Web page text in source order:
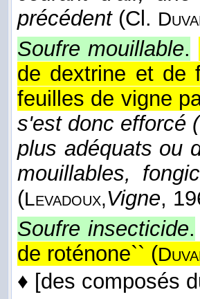
précédent(Cl.
Soufre mouillable.
de dextrine et de
feuilles de vigne
s'est donc efforcé
plus adéquats ou
mouillables,
(Levadoux,Vigne,
Soufre insecticide.
de roténone`` (
♦ [des composés